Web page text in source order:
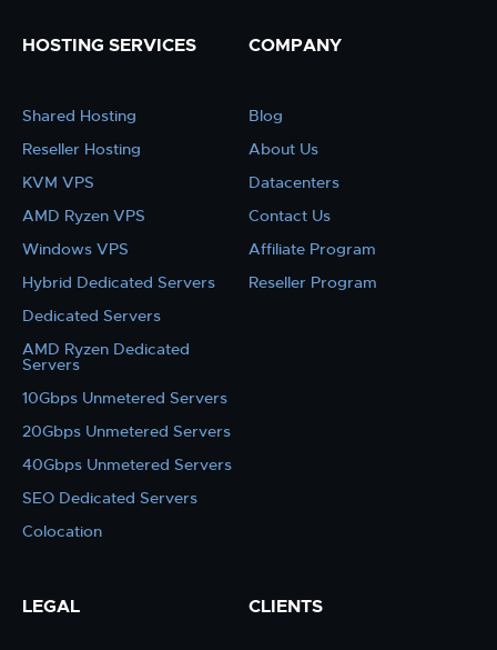
HOSTING SERVICES
Shared Hosting
Reseller Hosting
KVM VPS
AMD Ryzen VPS
Windows VPS
Hybrid Dedicated Servers
Dedicated Servers
AMD Ryzen Dedicated
Servers
10Gbps Unmetered Servers
20Gbps Unmetered Servers
40Gbps Unmetered Servers
SEO Dedicated Servers
Colocation
COMPANY
Blog
About Us
Datacenters
Contact Us
Affiliate Program
Reseller Program
LEGAL CLIENTS